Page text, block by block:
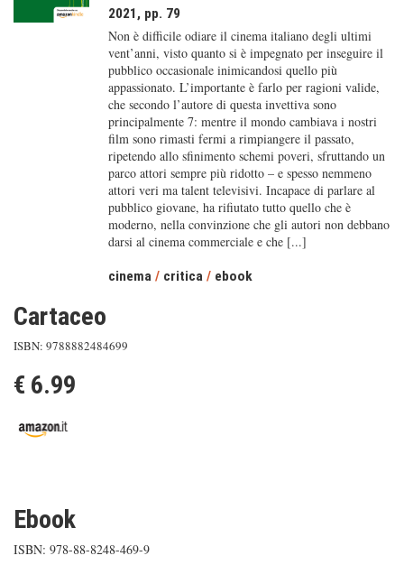
2021, pp. 79
Non è difficile odiare il cinema italiano degli ultimi
vent’anni, visto quanto si è impegnato per inseguire il
pubblico occasionale inimicandosi quello più
appassionato. L’importante è farlo per ragioni valide,
che secondo l’autore di questa invettiva sono
principalmente 7: mentre il mondo cambiava i nostri
film sono rimasti fermi a rimpiangere il passato,
ripetendo allo sfinimento schemi poveri, sfruttando un
parco attori sempre più ridotto – e spesso nemmeno
attori veri ma talent televisivi. Incapace di parlare al
pubblico giovane, ha rifiutato tutto quello che è
moderno, nella convinzione che gli autori non debbano
darsi al cinema commerciale e che [...]
cinema / critica / ebook
Cartaceo
ISBN: 9788882484699
€ 6.99
Ebook
ISBN: 978-88-8248-469-9